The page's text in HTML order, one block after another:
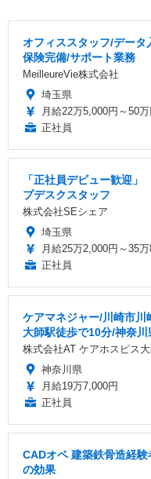
オフィススタッフ/デー
保険完備/サポート業務
MeilleureVie株式会社
埼玉県
月給22万5,000円～50万
正社員
「正社員デビュー歓迎
プデスクスタッフ
株式会社SEシェア
埼玉県
月給25万2,000円～35
正社員
ケアマネジャー/川崎市
大師駅徒歩で10分/神奈川
株式会社AT ケアホスピス
神奈川県
月給19万7,000円
正社員
CADオペ 建築鉄骨造経
の効果